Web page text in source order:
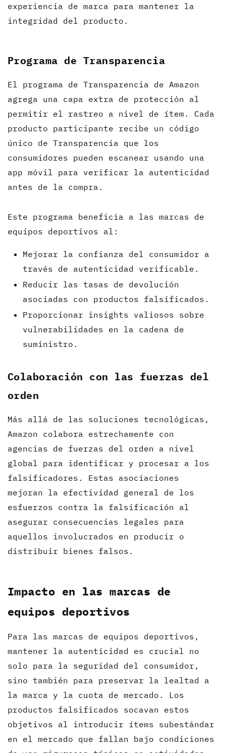
experiencia de marca para mantener la
integridad del producto.
Programa de Transparencia
El programa de Transparencia de Amazon
agrega una capa extra de protección al
permitir el rastreo a nivel de ítem. Cada
producto participante recibe un código
único de Transparencia que los
consumidores pueden escanear usando una
app móvil para verificar la autenticidad
antes de la compra.
Este programa beneficia a las marcas de
equipos deportivos al:
Mejorar la confianza del consumidor a
través de autenticidad verificable.
Reducir las tasas de devolución
asociadas con productos falsificados.
Proporcionar insights valiosos sobre
vulnerabilidades en la cadena de
suministro.
Colaboración con las fuerzas del
orden
Más allá de las soluciones tecnológicas,
Amazon colabora estrechamente con
agencias de fuerzas del orden a nivel
global para identificar y procesar a los
falsificadores. Estas asociaciones
mejoran la efectividad general de los
esfuerzos contra la falsificación al
asegurar consecuencias legales para
aquellos involucrados en producir o
distribuir bienes falsos.
Impacto en las marcas de
equipos deportivos
Para las marcas de equipos deportivos,
mantener la autenticidad es crucial no
solo para la seguridad del consumidor,
sino también para preservar la lealtad a
la marca y la cuota de mercado. Los
productos falsificados socavan estos
objetivos al introducir ítems subestándar
en el mercado que fallan bajo condiciones